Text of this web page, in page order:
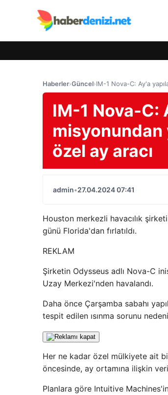
Haberler›Güncel›IM-1 Nova-C: Ay'a
IM-1 Nova-C:
misyonundan
özel ay aracı
admin•27.04.2024 07:41
Houston merkezli havacılık
günü Florida'dan fırlatıldı.
REKLAM
Şirketin Odysseus adlı Nova-C
Uzay Merkezi'nden havalandı.
Daha önce Çarşamba sabahı
tespit edilen ısınma sorunu
Her ne kadar özel mülkiyete ait
öncesinde, ay ortamına ilişkin
Planlara göre Intuitive